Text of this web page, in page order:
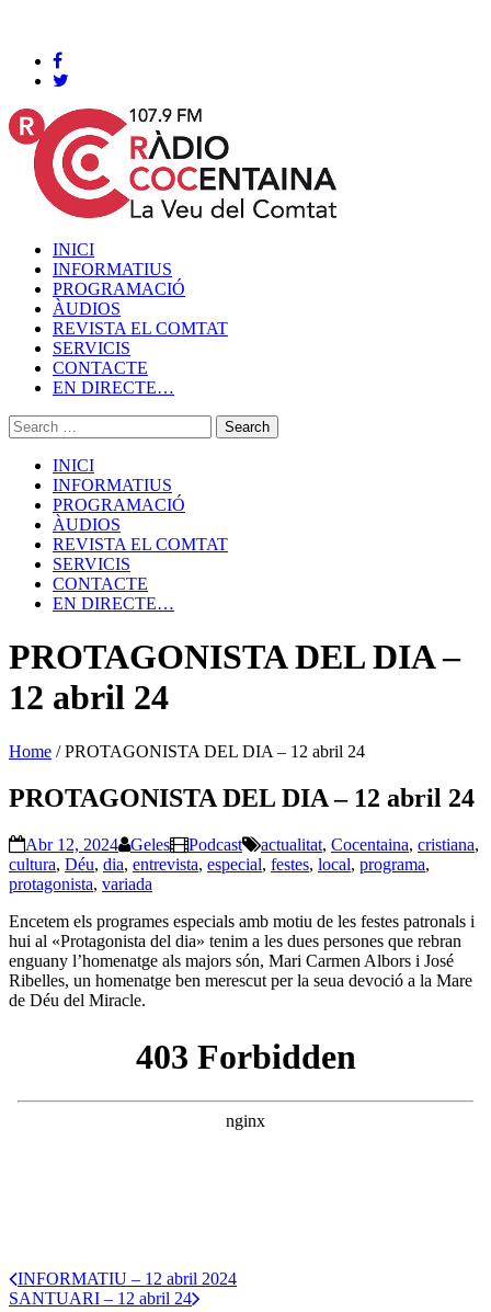
INICI
INFORMATIUS
PROGRAMACIÓ
ÀUDIOS
REVISTA EL COMTAT
SERVICIS
CONTACTE
EN DIRECTE…
INICI
INFORMATIUS
PROGRAMACIÓ
ÀUDIOS
REVISTA EL COMTAT
SERVICIS
CONTACTE
EN DIRECTE…
PROTAGONISTA DEL DIA –
12 abril 24
Home /PROTAGONISTA DEL DIA – 12 abril 24
PROTAGONISTA DEL DIA – 12 abril 24
Abr 12, 2024 Geles Podcast actualitat, Cocentaina, cristiana,
cultura, Déu, dia, entrevista, especial, festes, local, programa,
protagonista, variada
Encetem els programes especials amb motiu de les festes patronals i
hui al «Protagonista del dia» tenim a les dues persones que rebran
enguany l’homenatge als majors són, Mari Carmen Albors i José
Ribelles, un homenatge ben merescut per la seua devoció a la Mare
de Déu del Miracle.
INFORMATIU – 12 abril 2024
SANTUARI – 12 abril 24